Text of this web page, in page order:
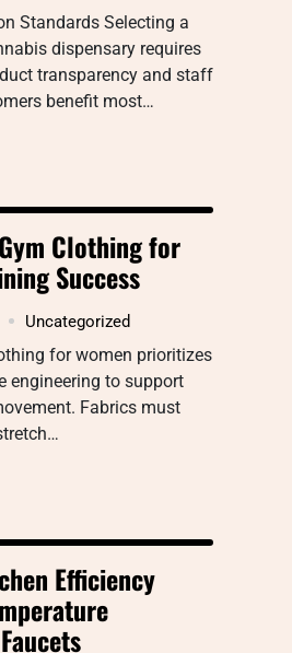
Standards Selecting a
dispensary requires
transparency and staff
benefit most…
Clothing for
Success
Uncategorized
for women prioritizes
engineering to support
Fabrics must
Efficiency